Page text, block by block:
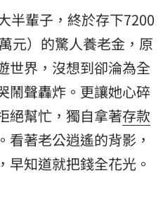
半輩子，終於存下7200
元）的驚人養老金，原
世界，沒想到卻淪為全
鬧聲轟炸。更讓她心碎
絕幫忙，獨自拿著存款
看著老公逍遙的背影，
早知道就把錢全花光。